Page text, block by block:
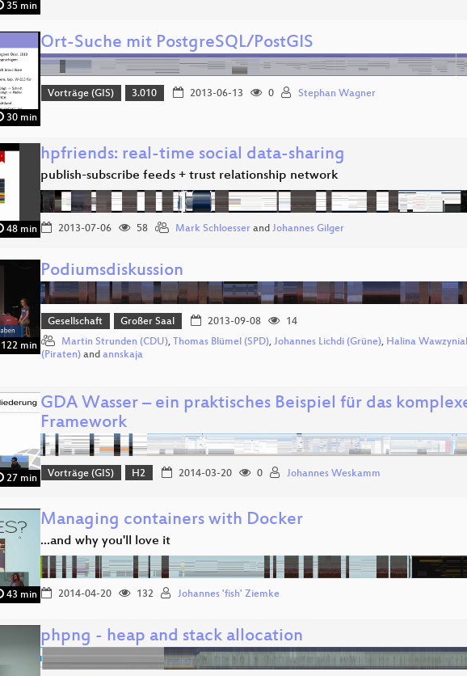
35 min
30 min
Ort-Suche mit PostgreSQL/PostGIS
Vorträge (GIS) 3.010 2013-06-13 0 Stephan Wagner
48 min
hpfriends: real-time social data-sharing
publish-subscribe feeds + trust relationship network
2013-07-06 58 Mark Schloesser and Johannes Gilger
122 min
Podiumsdiskussion
Gesellschaft Großer Saal 2013-09-08
14
Martin Strunden (CDU), Thomas Blümel (SPD), Johannes Lichdi (Grüne), Halina
(Piraten) and annskaja
27 min
GDA Wasser – ein praktisches Beispiel für das
Framework
Vorträge (GIS) H2 2014-03-20 0 Johannes Weskamm
43 min
Managing containers with Docker
...and why you'll love it
2014-04-20 132 Johannes 'fish' Ziemke
phpng - heap and stack allocation